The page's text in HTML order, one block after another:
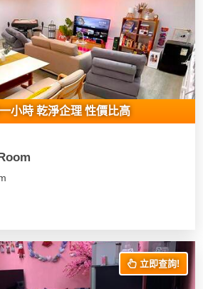
小時 乾淨企理 性價比高
立即查詢!